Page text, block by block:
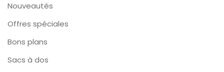
Nouveautés
Offres spéciales
Bons plans
Sacs à dos